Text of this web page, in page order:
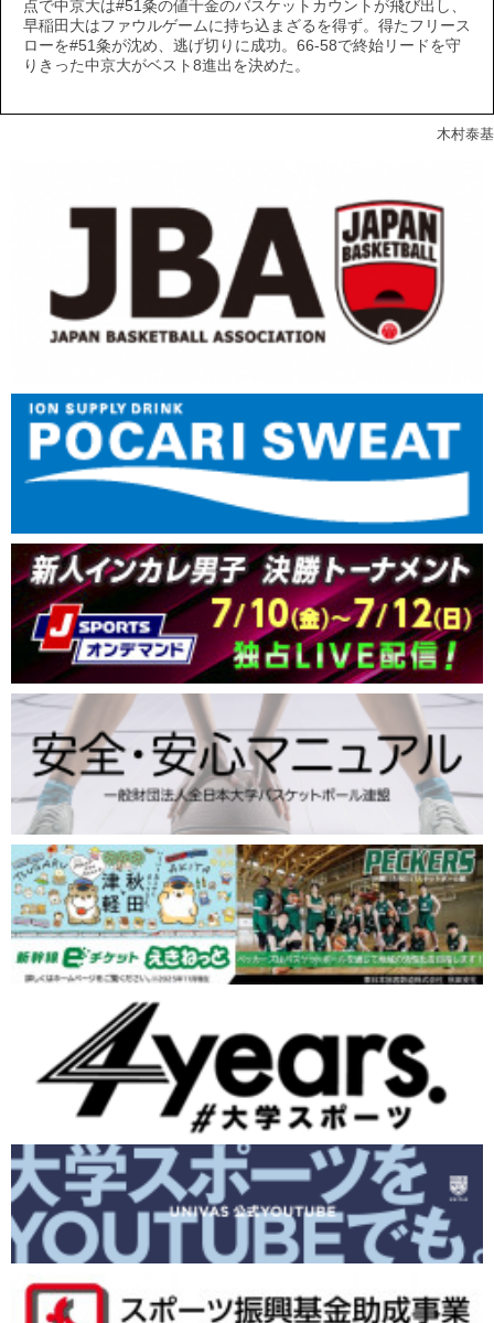
点で中京大は#51粂の値千金のバスケットカウントが飛び出し、
早稲田大はファウルゲームに持ち込まざるを得ず。得たフリース
ローを#51粂が沈め、逃げ切りに成功。66-58で終始リードを守
りきった中京大がベスト8進出を決めた。
木村泰基